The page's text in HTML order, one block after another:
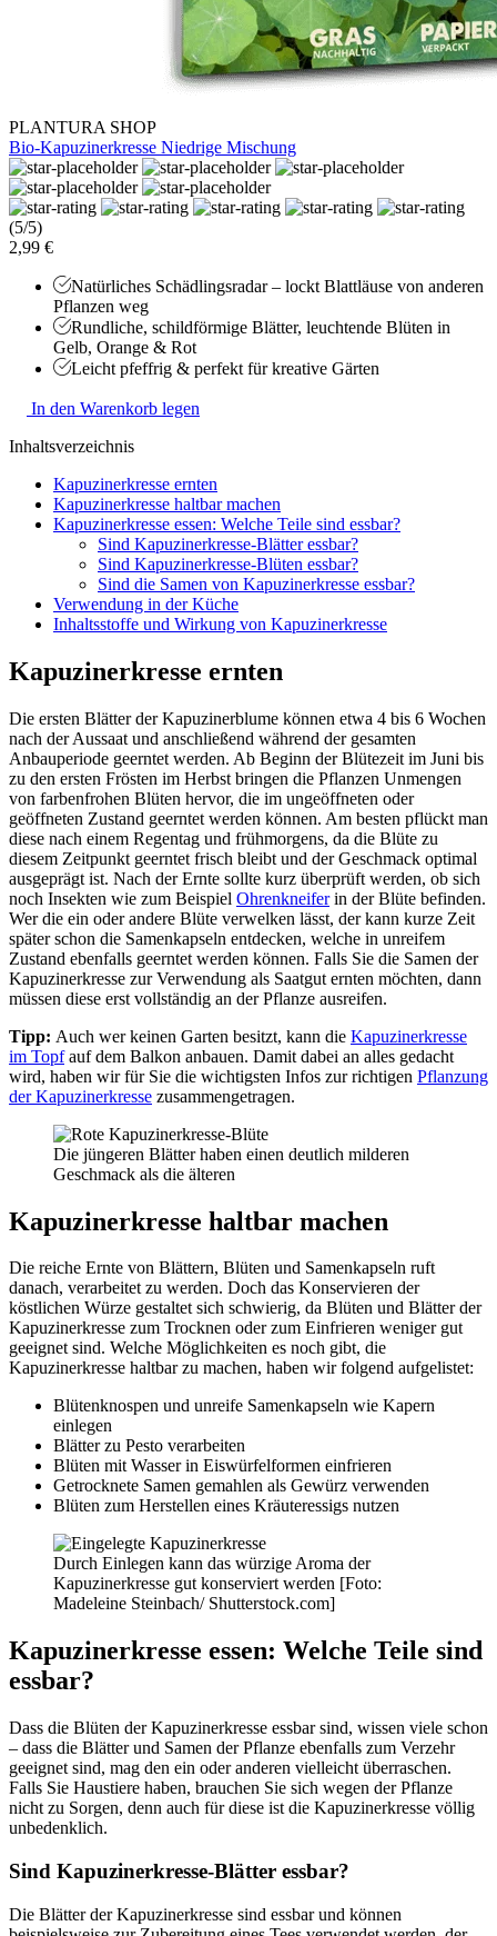
PLANTURA SHOP
Bio-Kapuzinerkresse Niedrige Mischung
(5/5)
2,99 €
Natürliches Schädlingsradar – lockt Blattläuse von anderen
Pflanzen weg
Rundliche, schildförmige Blätter, leuchtende Blüten in
Gelb, Orange & Rot
Leicht pfeffrig & perfekt für kreative Gärten
In den Warenkorb legen
Inhaltsverzeichnis
Kapuzinerkresse ernten
Kapuzinerkresse haltbar machen
Kapuzinerkresse essen: Welche Teile sind essbar?
Sind Kapuzinerkresse-Blätter essbar?
Sind Kapuzinerkresse-Blüten essbar?
Sind die Samen von Kapuzinerkresse essbar?
Verwendung in der Küche
Inhaltsstoffe und Wirkung von Kapuzinerkresse
Kapuzinerkresse ernten
Die ersten Blätter der Kapuzinerblume können etwa 4 bis 6 Wochen
nach der Aussaat und anschließend während der gesamten
Anbauperiode geerntet werden. Ab Beginn der Blütezeit im Juni bis
zu den ersten Frösten im Herbst bringen die Pflanzen Unmengen
von farbenfrohen Blüten hervor, die im ungeöffneten oder
geöffneten Zustand geerntet werden können. Am besten pflückt man
diese nach einem Regentag und frühmorgens, da die Blüte zu
diesem Zeitpunkt geerntet frisch bleibt und der Geschmack optimal
ausgeprägt ist. Nach der Ernte sollte kurz überprüft werden, ob sich
noch Insekten wie zum Beispiel Ohrenkneiferin der Blüte befinden.
Wer die ein oder andere Blüte verwelken lässt, der kann kurze Zeit
später schon die Samenkapseln entdecken, welche in unreifem
Zustand ebenfalls geerntet werden können. Falls Sie die Samen der
Kapuzinerkresse zur Verwendung als Saatgut ernten möchten, dann
müssen diese erst vollständig an der Pflanze ausreifen.
Tipp: Auch wer keinen Garten besitzt, kann die Kapuzinerkresse
im Topfauf dem Balkon anbauen. Damit dabei an alles gedacht
wird, haben wir für Sie die wichtigsten Infos zur richtigen Pflanzung
der Kapuzinerkresse zusammengetragen.
Die jüngeren Blätter haben einen deutlich milderen
Geschmack als die älteren
Kapuzinerkresse haltbar machen
Die reiche Ernte von Blättern, Blüten und Samenkapseln ruft
danach, verarbeitet zu werden. Doch das Konservieren der
köstlichen Würze gestaltet sich schwierig, da Blüten und Blätter der
Kapuzinerkresse zum Trocknen oder zum Einfrieren weniger gut
geeignet sind. Welche Möglichkeiten es noch gibt, die
Kapuzinerkresse haltbar zu machen, haben wir folgend aufgelistet:
Blütenknospen und unreife Samenkapseln wie Kapern
einlegen
Blätter zu Pesto verarbeiten
Blüten mit Wasser in Eiswürfelformen einfrieren
Getrocknete Samen gemahlen als Gewürz verwenden
Blüten zum Herstellen eines Kräuteressigs nutzen
Durch Einlegen kann das würzige Aroma der
Kapuzinerkresse gut konserviert werden [Foto:
Madeleine Steinbach/ Shutterstock.com]
Kapuzinerkresse essen: Welche Teile sind
essbar?
Dass die Blüten der Kapuzinerkresse essbar sind, wissen viele schon
– dass die Blätter und Samen der Pflanze ebenfalls zum Verzehr
geeignet sind, mag den ein oder anderen vielleicht überraschen.
Falls Sie Haustiere haben, brauchen Sie sich wegen der Pflanze
nicht zu Sorgen, denn auch für diese ist die Kapuzinerkresse völlig
unbedenklich.
Sind Kapuzinerkresse-Blätter essbar?
Die Blätter der Kapuzinerkresse sind essbar und können